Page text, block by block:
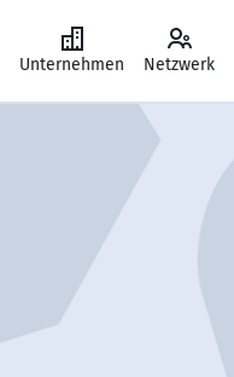
Unternehmen Netzwerk